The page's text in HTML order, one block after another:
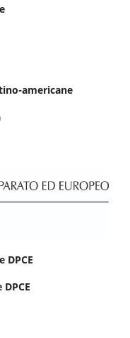
americane
DPCE